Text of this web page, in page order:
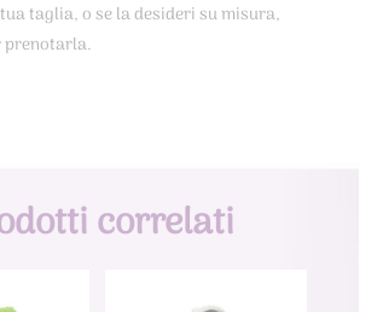
taglia, o se la desideri su misura,
correlati